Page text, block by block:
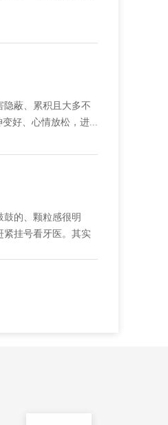
隐蔽、累积且大多不
好、心情放松，进...
的、颗粒感很明
紧挂号看牙医。其实